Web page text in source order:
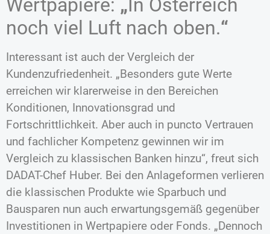
Wertpapiere: „ In Österreich
noch viel Luft nach oben.“
Interessant ist auch der Vergleich der
Kundenzufriedenheit. „Besonders gute Werte
erreichen wir klarerweise in den Bereichen
Konditionen, Innovationsgrad und
Fortschrittlichkeit. Aber auch in puncto Vertrauen
und fachlicher Kompetenz gewinnen wir im
Vergleich zu klassischen Banken hinzu“, freut sich
DADAT-Chef Huber. Bei den Anlageformen verlieren
die klassischen Produkte wie Sparbuch und
Bausparen nun auch erwartungsgemäß gegenüber
Investitionen in Wertpapiere oder Fonds. „Dennoch